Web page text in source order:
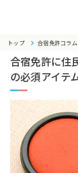
トップ 合宿免許コラム
合宿免許に住
の必須アイテ